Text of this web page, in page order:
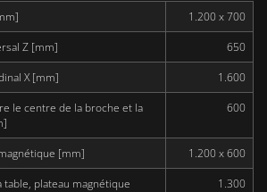
1.200 x 700
Z [mm] 650
X [mm] 1.600
le centre de la broche et la
600
[mm] 1.200 x 600
table, plateau magnétique
1.300